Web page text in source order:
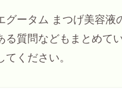
グータム まつげ美容液
る質問などもまとめて
てください。